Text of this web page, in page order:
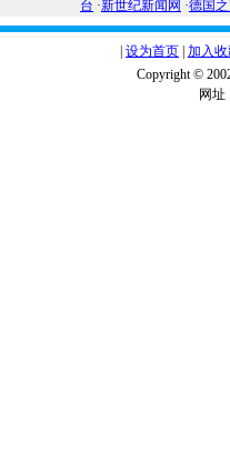
台 ·新世纪新闻网 ·德国
设为首页 加入
Copyright ©
网址